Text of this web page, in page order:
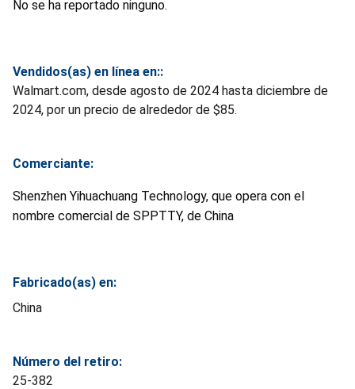
No se ha reportado ninguno.
Vendidos(as) en línea en::
Walmart.com, desde agosto de 2024 hasta diciembre de
2024, por un precio de alrededor de $85.
Comerciante:
Shenzhen Yihuachuang Technology, que opera con el
nombre comercial de SPPTTY, de China
Fabricado(as) en:
China
Número del retiro:
25-382